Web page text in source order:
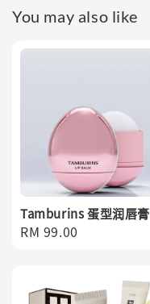
You may also like
Tamburins 蛋型润唇膏
Regular
RM 99.00